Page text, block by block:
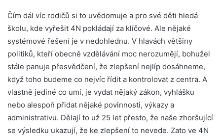
Čím dál víc rodičů si to uvědomuje a pro své děti hledá
školu, kde vyřešit 4N pokládají za klíčové. Ale nějaké
systémové řešení je v nedohlednu. V hlavách většiny
politiků, kteří obecně vzdělávání moc nerozumějí, bohužel
stále panuje přesvědčení, že zlepšení nejlíp dosáhneme,
když toho budeme co nejvíc řídit a kontrolovat z centra. A
vlastně jediné co umí, je vydat nějaký zákon, vyhlášku
nebo alespoň přidat nějaké povinnosti, výkazy a
administrativu. Dělají to už 25 let přesto, že naše zhoršující
se výsledku ukazují, že ke zlepšení to nevede. Zato ve 4N